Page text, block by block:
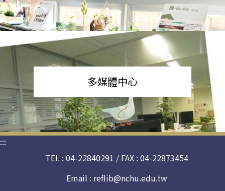
多媒體中心
:::
TEL : 04-22840291 / FAX : 04-22873454
Email : reflib@nchu.edu.tw